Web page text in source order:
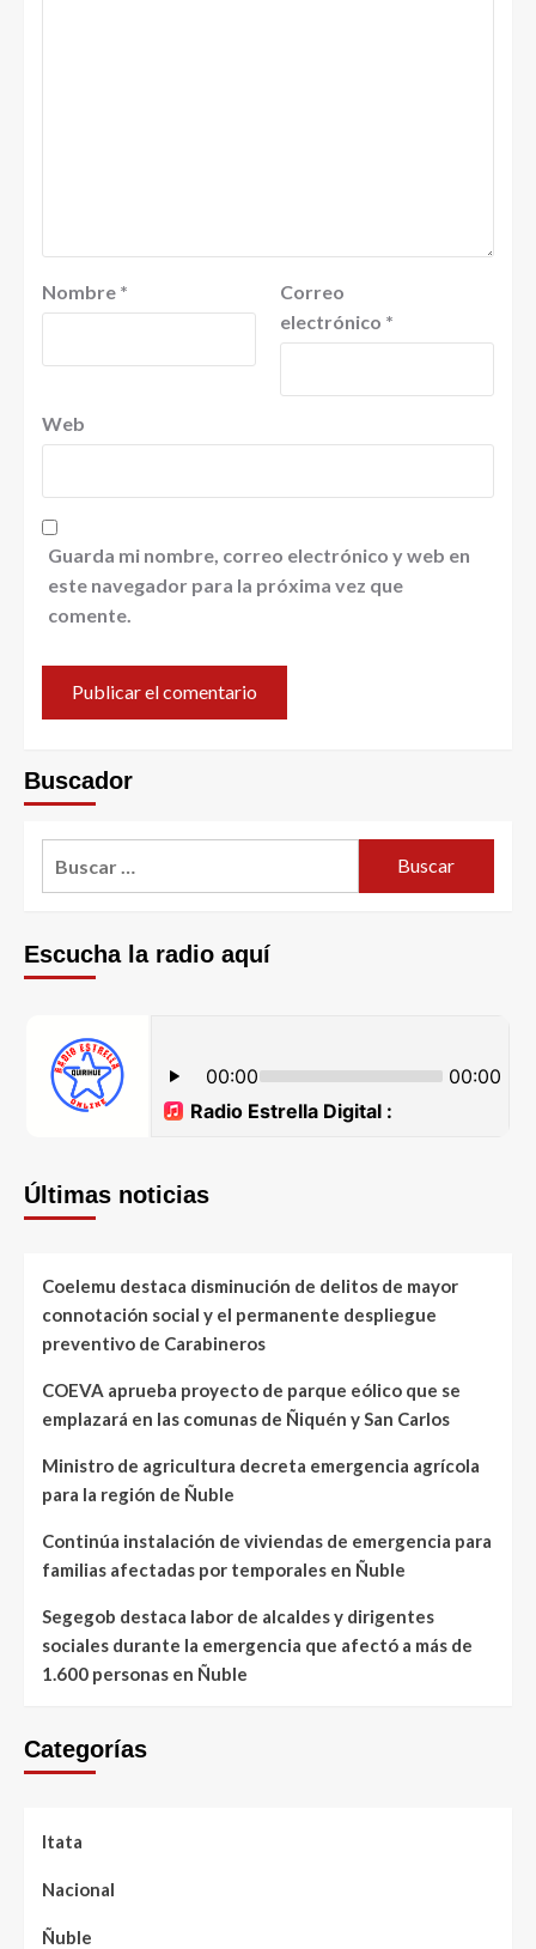
Nombre *
Correo
electrónico *
Web
Guarda mi nombre, correo electrónico y web en
este navegador para la próxima vez que
comente.
Buscador
Escucha la radio aquí
Últimas noticias
Coelemu destaca disminución de delitos de mayor
connotación social y el permanente despliegue
preventivo de Carabineros
COEVA aprueba proyecto de parque eólico que se
emplazará en las comunas de Ñiquén y San Carlos
Ministro de agricultura decreta emergencia agrícola
para la región de Ñuble
Continúa instalación de viviendas de emergencia para
familias afectadas por temporales en Ñuble
Segegob destaca labor de alcaldes y dirigentes
sociales durante la emergencia que afectó a más de
1.600 personas en Ñuble
Categorías
Itata
Nacional
Ñuble